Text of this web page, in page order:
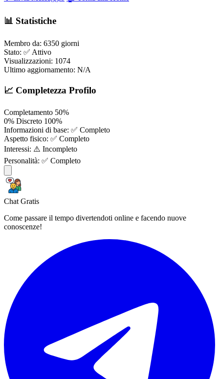
📊 Statistiche
Membro da: 6350 giorni
Stato: ✅ Attivo
Visualizzazioni: 1074
Ultimo aggiornamento: N/A
📈 Completezza Profilo
Completamento 50%
0% Discreto 100%
Informazioni di base: ✅ Completo
Aspetto fisico: ✅ Completo
Interessi: ⚠️ Incompleto
Personalità: ✅ Completo
Chat Gratis
Come passare il tempo divertendoti online e facendo nuove
conoscenze!